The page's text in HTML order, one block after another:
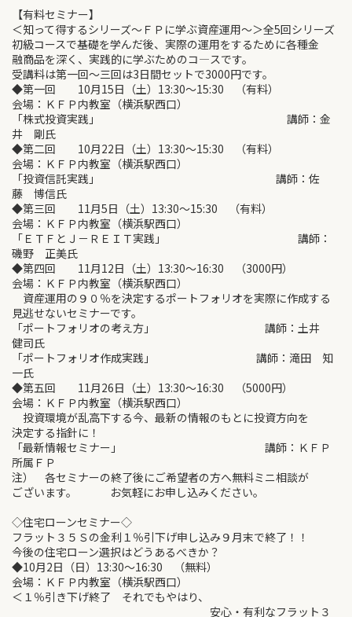
【有料セミナー】
＜知って得するシリーズ～ＦＰに学ぶ資産運用～＞全5回シリーズ
初級コースで基礎を学んだ後、実際の運用をするために各種金
融商品を深く、実践的に学ぶためのコ―スです。
受講料は第一回～三回は3日間セットで3000円です。
◆第一回 10月15日（土）13:30～15:30 （有料）
会場：ＫＦＰ内教室（横浜駅西口）
「株式投資実践」 講師：金
井 剛氏
◆第二回 10月22日（土）13:30～15:30 （有料）
会場：ＫＦＰ内教室（横浜駅西口）
「投資信託実践」 講師：佐
藤 博信氏
◆第三回 11月5日（土）13:30～15:30 （有料）
会場：ＫＦＰ内教室（横浜駅西口）
「ＥＴＦとＪ－ＲＥＩＴ実践」 講師：
磯野 正美氏
◆第四回 11月12日（土）13:30～16:30 （3000円）
会場：ＫＦＰ内教室（横浜駅西口）
資産運用の９０％を決定するポートフォリオを実際に作成する
見逃せないセミナーです。
「ポートフォリオの考え方」 講師：土井
健司氏
「ポートフォリオ作成実践」 講師：滝田 知
一氏
◆第五回 11月26日（土）13:30～16:30 （5000円）
会場：ＫＦＰ内教室（横浜駅西口）
投資環境が乱高下する今、最新の情報のもとに投資方向を
決定する指針に！
「最新情報セミナー」 講師：ＫＦＰ
所属ＦＰ
注） 各セミナーの終了後にご希望者の方へ無料ミニ相談が
ございます。 お気軽にお申し込みください。
◇住宅ローンセミナー◇
フラット３５Ｓの金利１％引下げ申し込み９月末で終了！！
今後の住宅ローン選択はどうあるべきか？
◆10月2日（日）13:30～16:30 （無料）
会場：ＫＦＰ内教室（横浜駅西口）
＜１％引き下げ終了 それでもやはり、
安心・有利なフラット３